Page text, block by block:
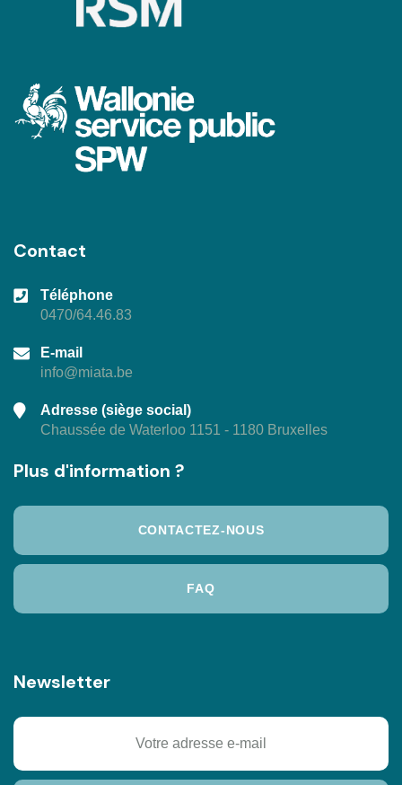
Contact
Téléphone
0470/64.46.83
E-mail
info@miata.be
Adresse (siège social)
Chaussée de Waterloo 1151 - 1180 Bruxelles
Plus d'information ?
CONTACTEZ-NOUS
FAQ
Newsletter